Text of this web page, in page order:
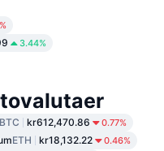
3.44%
BTC kr612,470.86 0.77%
ETH kr18,132.22 0.46%